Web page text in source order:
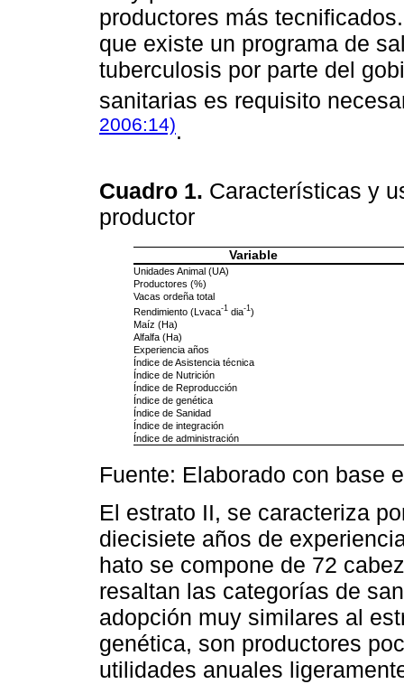
productores más
que existe un programa de
tuberculosis por parte del
sanitarias es requisito
2006:14).
Cuadro 1. Características y
productor
Variable
Unidades Animal (UA)
Productores (%)
Vacas ordeña total
Rendimiento (Lvaca-1 dia-1)
Maíz (Ha)
Alfalfa (Ha)
Experiencia años
Índice de Asistencia técnica
Índice de Nutrición
Índice de Reproducción
Índice de genética
Índice de Sanidad
Índice de integración
Índice de administración
Fuente: Elaborado con base
El estrato II, se caracteriza
diecisiete años de
hato se compone de 72
resaltan las categorías de
adopción muy similares al
genética, son productores
utilidades anuales